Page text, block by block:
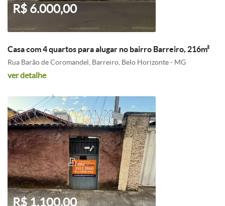
R$ 6.000,00
Casa com 4 quartos para alugar no bairro Barreiro, 216m²
Rua Barão de Coromandel, Barreiro, Belo Horizonte - MG
ver detalhe
R$ 1.100,00